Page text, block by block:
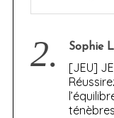
2. Sophie
[JEU]